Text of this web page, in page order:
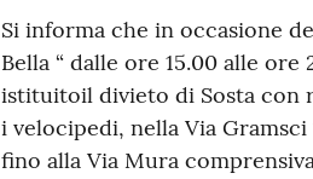
Contenuto
Si informa che in occasione
Bella “ dalle ore 15.00 alle
istituitoil divieto di Sosta con
i velocipedi, nella Via
fino alla Via Mura